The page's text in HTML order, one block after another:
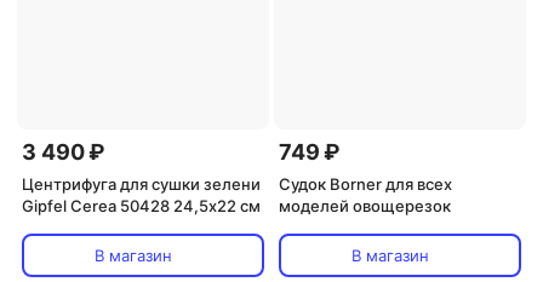
3 490 ₽
Центрифуга для сушки зелени
Gipfel Cerea 50428 24,5х22 см
В магазин
749 ₽
Судок Borner для всех
моделей овощерезок
В магазин